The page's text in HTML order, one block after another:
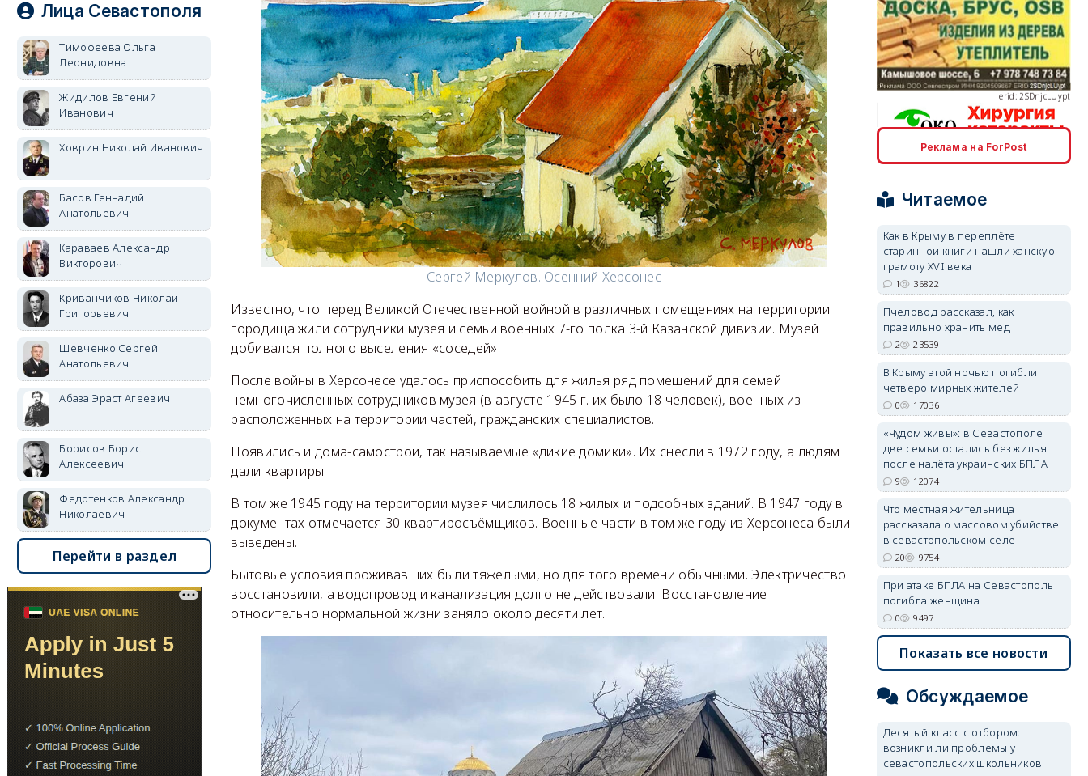
Сергей Меркулов. Осенний Херсонес
Известно, что перед Великой Отечественной войной в различных помещениях на территории
городища жили сотрудники музея и семьи военных 7-го полка 3-й Казанской дивизии. Музей
добивался полного выселения «соседей».
После войны в Херсонесе удалось приспособить для жилья ряд помещений для семей
немногочисленных сотрудников музея (в августе 1945 г. их было 18 человек), военных из
расположенных на территории частей, гражданских специалистов.
Появились и дома-самострои, так называемые «дикие домики». Их снесли в 1972 году, а людям
дали квартиры.
В том же 1945 году на территории музея числилось 18 жилых и подсобных зданий. В 1947 году в
документах отмечается 30 квартиросъёмщиков. Военные части в том же году из Херсонеса были
выведены.
Бытовые условия проживавших были тяжёлыми, но для того времени обычными. Электричество
восстановили, а водопровод и канализация долго не действовали. Восстановление
относительно нормальной жизни заняло около десяти лет.
Лица Севастополя
Тимофеева Ольга
Леонидовна
Жидилов Евгений
Иванович
Ховрин Николай Иванович
Басов Геннадий
Анатольевич
Караваев Александр
Викторович
Криванчиков Николай
Григорьевич
Шевченко Сергей
Анатольевич
Абаза Эраст Агеевич
Борисов Борис
Алексеевич
Федотенков Александр
Николаевич
Перейти в раздел
erid: 2SDnjcLUypt
erid: 2SDnjcrDNw6
Реклама на ForPost
Читаемое
Как в Крыму в переплёте
старинной книги нашли ханскую
грамоту XVI века
1 36822
Пчеловод рассказал, как
правильно хранить мёд
2 23539
В Крыму этой ночью погибли
четверо мирных жителей
0 17036
«Чудом живы»: в Севастополе
две семьи остались без жилья
после налёта украинских БПЛА
9 12074
Что местная жительница
рассказала о массовом убийстве
в севастопольском селе
20 9754
При атаке БПЛА на Севастополь
погибла женщина
0 9497
Показать все новости
Обсуждаемое
Десятый класс с отбором:
возникли ли проблемы у
севастопольских школьников